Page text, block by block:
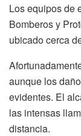
Los equipos de
Bomberos y
ubicado cerca
aunque los
evidentes. El
las intensas
distancia.